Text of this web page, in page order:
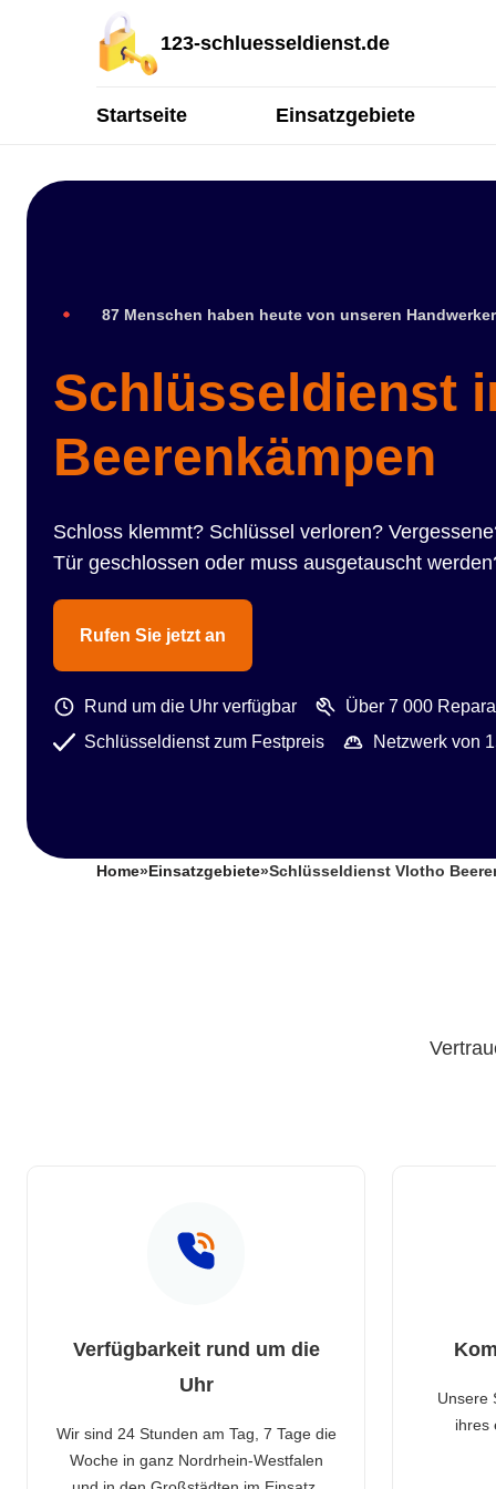
123-schluesseldienst.de
Startseite Einsatzgebiete
87 Menschen haben heute von unseren
Schlüsseldienst
Beerenkämpen
Schloss klemmt? Schlüssel verloren?
Tür geschlossen oder muss ausgetauscht
Rufen Sie jetzt an
Rund um die Uhr verfügbar
Über 7 000
Schlüsseldienst zum Festpreis
Netzwerk von
Home» Einsatzgebiete»Schlüsseldienst Vlotho
Verfügbarkeit rund um die
Uhr
Wir sind 24 Stunden am Tag, 7 Tage die
Woche in ganz Nordrhein-Westfalen
Unsere
ihres